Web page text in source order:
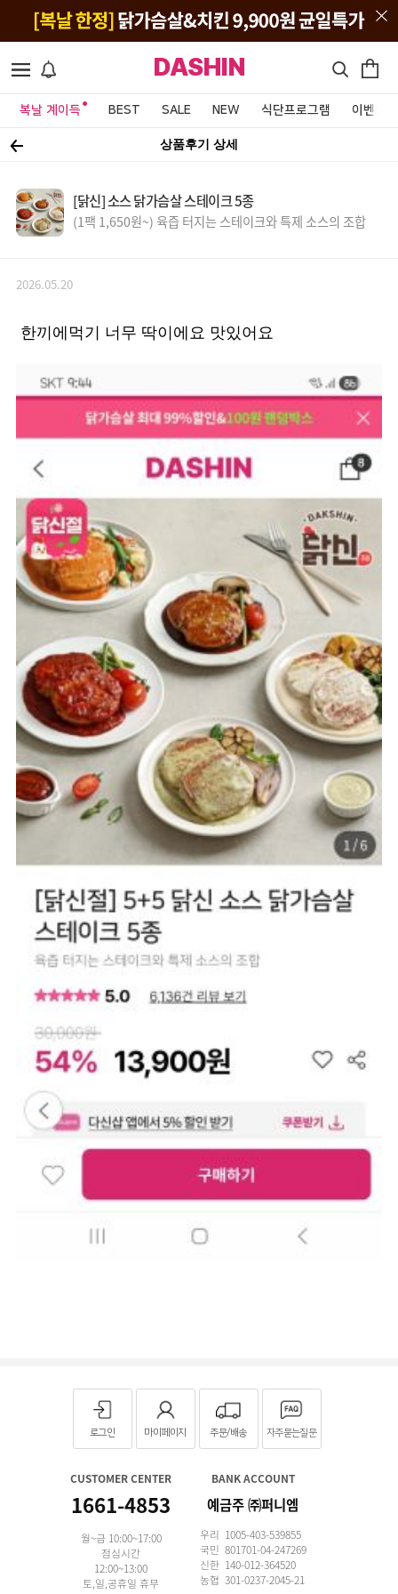
DASHIN
복날 계이득 BEST SALE NEW 식단프로그램 이벤트&
상품후기 상세
[닭신] 소스 닭가슴살 스테이크 5종
(1팩 1,650원~) 육즙 터지는 스테이크와 특제 소스의 조합
2026.05.20
한끼에먹기 너무 딱이에요 맛있어요
로그인 마이페이지 주문/배송 자주묻는질문
CUSTOMER CENTER
1661-4853
월~금 10:00~17:00
점심시간
12:00~13:00
토,일,공휴일 휴무
BANK ACCOUNT
예금주 ㈜퍼니엠
우리 1005-403-539855
국민 801701-04-247269
신한 140-012-364520
농협 301-0237-2045-21